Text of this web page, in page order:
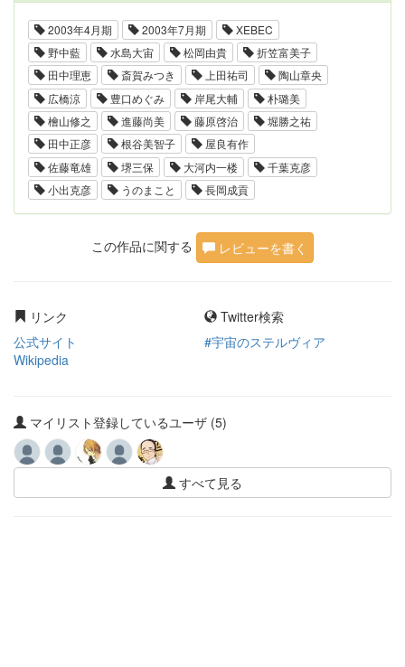
2003年4月期 2003年7月期
XEBEC
野中藍
水島大宙 松岡由貴
折笠富美子
田中理恵
斎賀みつき 上田祐司
陶山章央
広橋涼
豊口めぐみ 岸尾大輔
朴璐美
檜山修之
進藤尚美 藤原啓治
堀勝之祐
田中正彦
根谷美智子
屋良有作
佐藤竜雄
堺三保 大河内一楼
千葉克彦
小出克彦
うのまこと 長岡成貢
この作品に関する レビューを書く
リンク
公式サイト
Wikipedia
Twitter検索
#宇宙のステルヴィア
マイリスト登録しているユーザ (5)
すべて見る